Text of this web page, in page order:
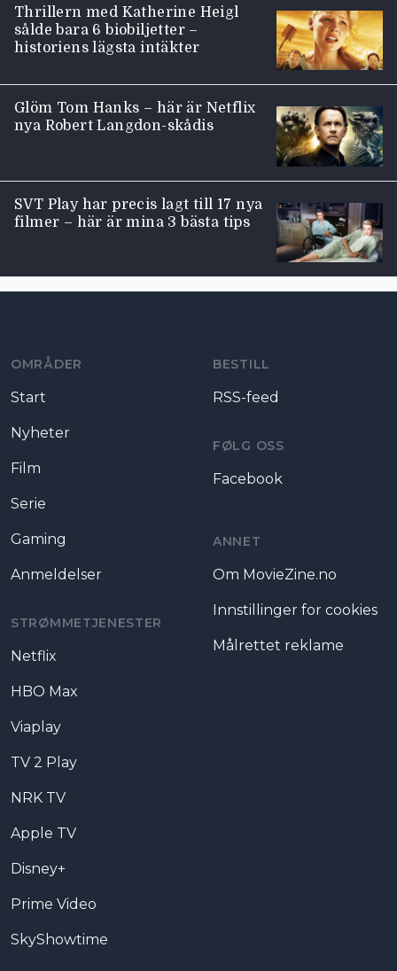
Thrillern med Katherine Heigl
sålde bara 6 biobiljetter –
historiens lägsta intäkter
Glöm Tom Hanks – här är Netflix
nya Robert Langdon-skådis
SVT Play har precis lagt till 17 nya
filmer – här är mina 3 bästa tips
OMRÅDER
Start
Nyheter
Film
Serie
Gaming
Anmeldelser
STRØMMETJENESTER
Netflix
HBO Max
Viaplay
TV 2 Play
NRK TV
Apple TV
Disney+
Prime Video
SkyShowtime
BESTILL
RSS-feed
FØLG OSS
Facebook
ANNET
Om MovieZine.no
Innstillinger for cookies
Målrettet reklame